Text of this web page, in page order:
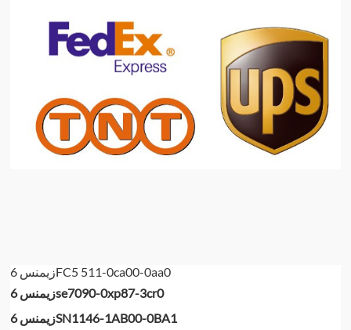
زیمنس 6FC5 511-0ca00-0aa0
زیمنس 6se7090-0xp87-3cr0
زیمنس 6SN1146-1AB00-0BA1